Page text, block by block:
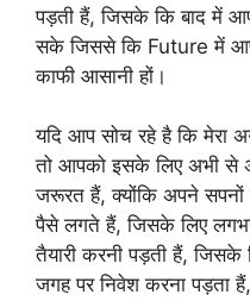
पड़ती हैं, जिसके कि बाद में
सके जिससे कि Future में
काफी आसानी हों।
यदि आप सोच रहे है कि मेरा
तो आपको इसके लिए अभी से
जरूरत हैं, क्योंकि अपने सपनों
पैसे लगते हैं, जिसके लिए
तैयारी करनी पड़ती हैं,
जगह पर निवेश करना पड़ता